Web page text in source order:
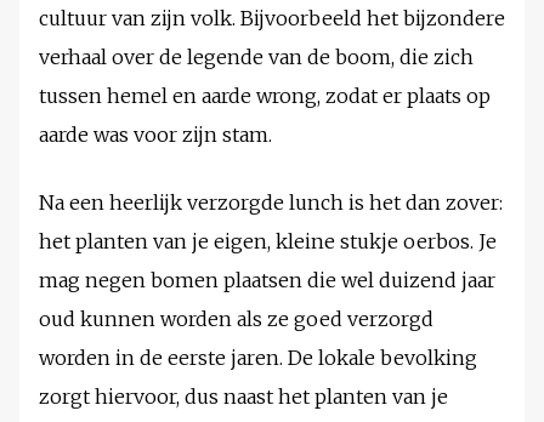
cultuur van zijn volk. Bijvoorbeeld het bijzondere
verhaal over de legende van de boom, die zich
tussen hemel en aarde wrong, zodat er plaats op
aarde was voor zijn stam.
Na een heerlijk verzorgde lunch is het dan zover:
het planten van je eigen, kleine stukje oerbos. Je
mag negen bomen plaatsen die wel duizend jaar
oud kunnen worden als ze goed verzorgd
worden in de eerste jaren. De lokale bevolking
zorgt hiervoor, dus naast het planten van je